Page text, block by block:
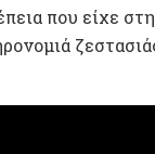
που είχε